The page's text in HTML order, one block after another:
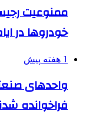
ممنوعیت
خودروها در
1 هفته پیش
واحدهای
فراخوانده